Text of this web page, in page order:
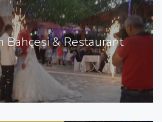
Bahçesi & Restaurant